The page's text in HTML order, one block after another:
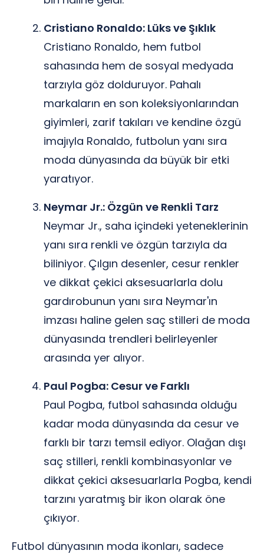
Cristiano Ronaldo: Lüks ve Şıklık
Cristiano Ronaldo, hem futbol
sahasında hem de sosyal medyada
tarzıyla göz dolduruyor. Pahalı
markaların en son koleksiyonlarından
giyimleri, zarif takıları ve kendine özgü
imajıyla Ronaldo, futbolun yanı sıra
moda dünyasında da büyük bir etki
yaratıyor.
Neymar Jr.: Özgün ve Renkli Tarz
Neymar Jr., saha içindeki yeteneklerinin
yanı sıra renkli ve özgün tarzıyla da
biliniyor. Çılgın desenler, cesur renkler
ve dikkat çekici aksesuarlarla dolu
gardırobunun yanı sıra Neymar'ın
imzası haline gelen saç stilleri de moda
dünyasında trendleri belirleyenler
arasında yer alıyor.
Paul Pogba: Cesur ve Farklı
Paul Pogba, futbol sahasında olduğu
kadar moda dünyasında da cesur ve
farklı bir tarzı temsil ediyor. Olağan dışı
saç stilleri, renkli kombinasyonlar ve
dikkat çekici aksesuarlarla Pogba, kendi
tarzını yaratmış bir ikon olarak öne
çıkıyor.
Futbol dünyasının moda ikonları, sadece